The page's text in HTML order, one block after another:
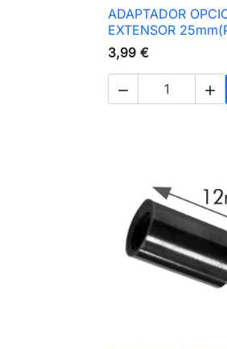
 Vista
ADAPTADOR
EXTENSOR
3,99 €
 